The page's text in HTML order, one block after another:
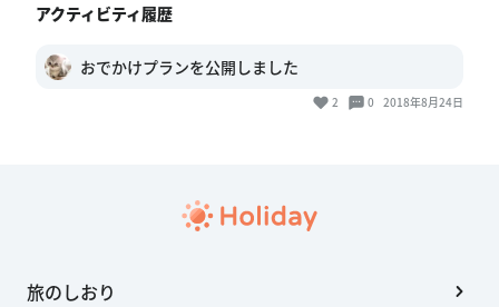
アクティビティ履歴
おでかけプランを公開しました
2 0 2018年8月24日
旅のしおり